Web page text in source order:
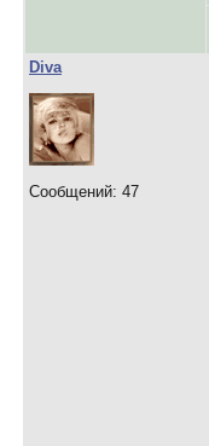
Diva
Сообщений: 47